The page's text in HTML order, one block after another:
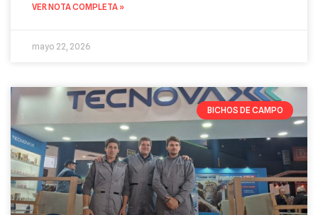
VER NOTA COMPLETA »
mayo 22, 2026
BICHOS DE CAMPO